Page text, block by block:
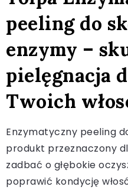
peeling do
enzymy –
pielęgnacja
Twoich
Enzymatyczny peeling
produkt przeznaczony
zadbać o głębokie
poprawić kondycję